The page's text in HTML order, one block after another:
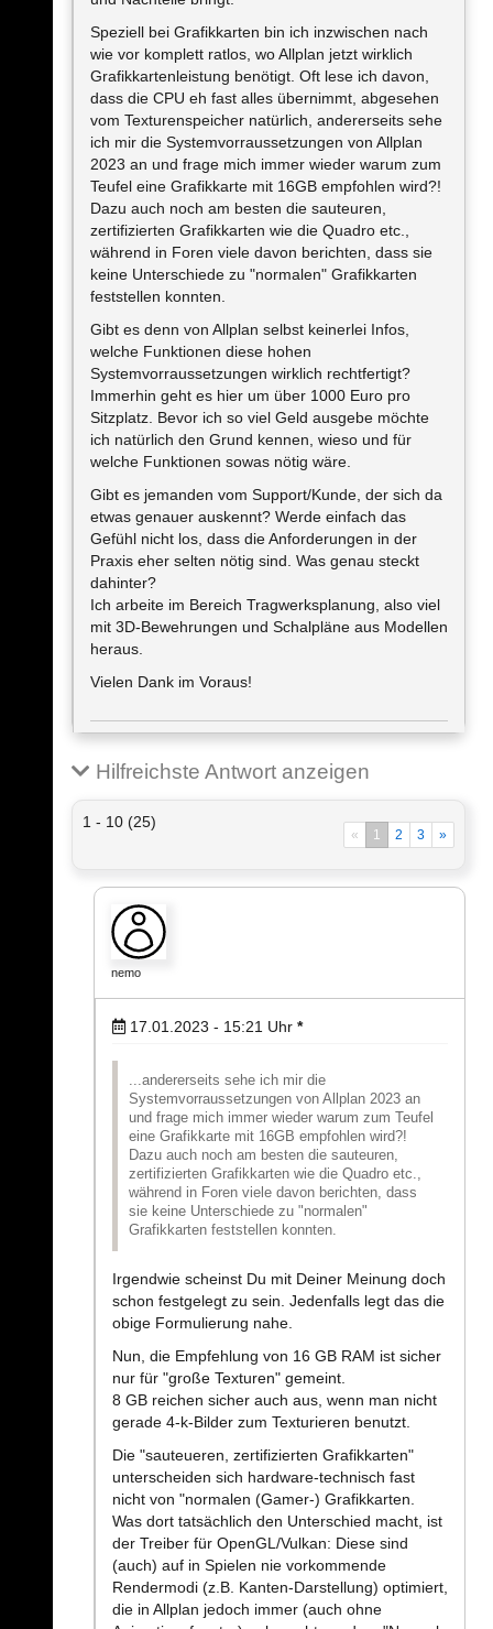
Speziell bei Grafikkarten bin ich inzwischen nach
wie vor komplett ratlos, wo Allplan jetzt wirklich
Grafikkartenleistung benötigt. Oft lese ich davon,
dass die CPU eh fast alles übernimmt, abgesehen
vom Texturenspeicher natürlich, andererseits sehe
ich mir die Systemvorraussetzungen von Allplan
2023 an und frage mich immer wieder warum zum
Teufel eine Grafikkarte mit 16GB empfohlen wird?!
Dazu auch noch am besten die sauteuren,
zertifizierten Grafikkarten wie die Quadro etc.,
während in Foren viele davon berichten, dass sie
keine Unterschiede zu "normalen" Grafikkarten
feststellen konnten.
Gibt es denn von Allplan selbst keinerlei Infos,
welche Funktionen diese hohen
Systemvorraussetzungen wirklich rechtfertigt?
Immerhin geht es hier um über 1000 Euro pro
Sitzplatz. Bevor ich so viel Geld ausgebe möchte
ich natürlich den Grund kennen, wieso und für
welche Funktionen sowas nötig wäre.
Gibt es jemanden vom Support/Kunde, der sich da
etwas genauer auskennt? Werde einfach das
Gefühl nicht los, dass die Anforderungen in der
Praxis eher selten nötig sind. Was genau steckt
dahinter?
Ich arbeite im Bereich Tragwerksplanung, also viel
mit 3D-Bewehrungen und Schalpläne aus Modellen
heraus.
Vielen Dank im Voraus!
Hilfreichste Antwort anzeigen
1 - 10 (25)
« 1 2 3 »
nemo
17.01.2023 - 15:21 Uhr *
...andererseits sehe ich mir die
Systemvorraussetzungen von Allplan 2023 an
und frage mich immer wieder warum zum Teufel
eine Grafikkarte mit 16GB empfohlen wird?!
Dazu auch noch am besten die sauteuren,
zertifizierten Grafikkarten wie die Quadro etc.,
während in Foren viele davon berichten, dass
sie keine Unterschiede zu "normalen"
Grafikkarten feststellen konnten.
Irgendwie scheinst Du mit Deiner Meinung doch
schon festgelegt zu sein. Jedenfalls legt das die
obige Formulierung nahe.
Nun, die Empfehlung von 16 GB RAM ist sicher
nur für "große Texturen" gemeint.
8 GB reichen sicher auch aus, wenn man nicht
gerade 4-k-Bilder zum Texturieren benutzt.
Die "sauteueren, zertifizierten Grafikkarten"
unterscheiden sich hardware-technisch fast
nicht von "normalen (Gamer-) Grafikkarten.
Was dort tatsächlich den Unterschied macht, ist
der Treiber für OpenGL/Vulkan: Diese sind
(auch) auf in Spielen nie vorkommende
Rendermodi (z.B. Kanten-Darstellung) optimiert,
die in Allplan jedoch immer (auch ohne